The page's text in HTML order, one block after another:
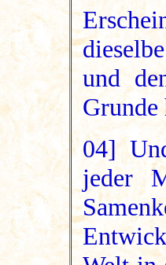
und
Grunde
04]
jeder